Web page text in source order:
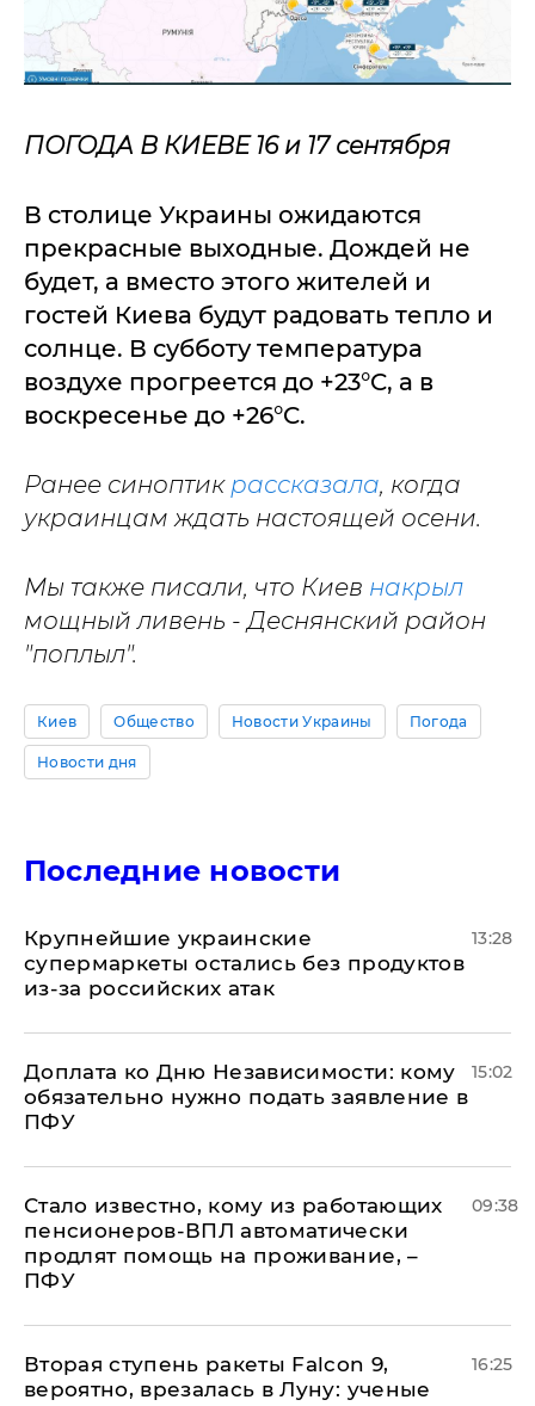
ПОГОДА В КИЕВЕ 16 и 17 сентября
В столице Украины ожидаются
прекрасные выходные. Дождей не
будет, а вместо этого жителей и
гостей Киева будут радовать тепло и
солнце. В субботу температура
воздухе прогреется до +23°C, а в
воскресенье до +26°C.
Ранее синоптик рассказала, когда
украинцам ждать настоящей осени.
Мы также писали, что Киев накрыл
мощный ливень - Деснянский район
"поплыл".
Киев Общество Новости Украины Погода
Новости дня
Последние новости
Крупнейшие украинские
супермаркеты остались без продуктов
из-за российских атак
13:28
Доплата ко Дню Независимости: кому
обязательно нужно подать заявление в
ПФУ
15:02
Стало известно, кому из работающих
пенсионеров-ВПЛ автоматически
продлят помощь на проживание, –
ПФУ
09:38
Вторая ступень ракеты Falcon 9,
вероятно, врезалась в Луну: ученые
16:25